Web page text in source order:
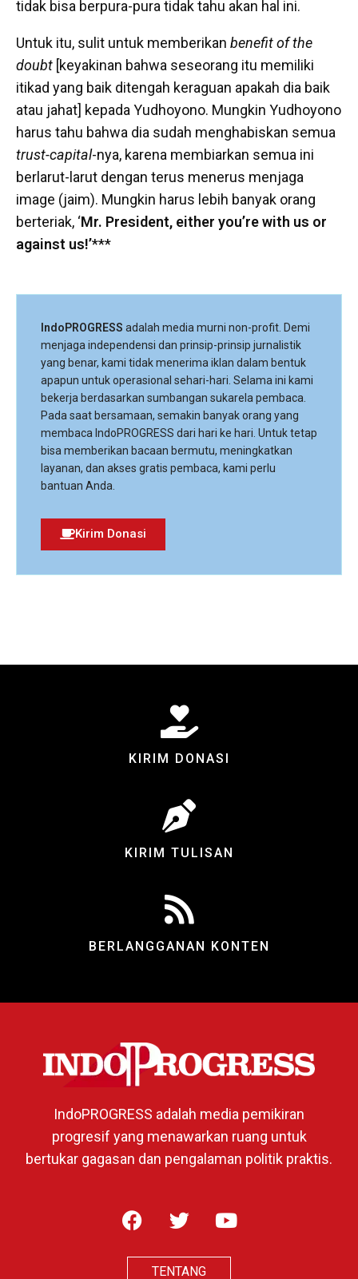
tidak bisa berpura-pura tidak tahu akan hal ini.
Untuk itu, sulit untuk memberikan benefit of the
doubt [keyakinan bahwa seseorang itu memiliki
itikad yang baik ditengah keraguan apakah dia baik
atau jahat] kepada Yudhoyono. Mungkin Yudhoyono
harus tahu bahwa dia sudah menghabiskan semua
trust-capital-nya, karena membiarkan semua ini
berlarut-larut dengan terus menerus menjaga
image (jaim). Mungkin harus lebih banyak orang
berteriak, ‘Mr. President, either you’re with us or
against us!’***
IndoPROGRESS adalah media murni non-profit. Demi
menjaga independensi dan prinsip-prinsip jurnalistik
yang benar, kami tidak menerima iklan dalam bentuk
apapun untuk operasional sehari-hari. Selama ini kami
bekerja berdasarkan sumbangan sukarela pembaca.
Pada saat bersamaan, semakin banyak orang yang
membaca IndoPROGRESS dari hari ke hari. Untuk tetap
bisa memberikan bacaan bermutu, meningkatkan
layanan, dan akses gratis pembaca, kami perlu
bantuan Anda.
Kirim Donasi
KIRIM DONASI
KIRIM TULISAN
BERLANGGANAN KONTEN
IndoPROGRESS adalah media pemikiran
progresif yang menawarkan ruang untuk
bertukar gagasan dan pengalaman politik praktis.
TENTANG